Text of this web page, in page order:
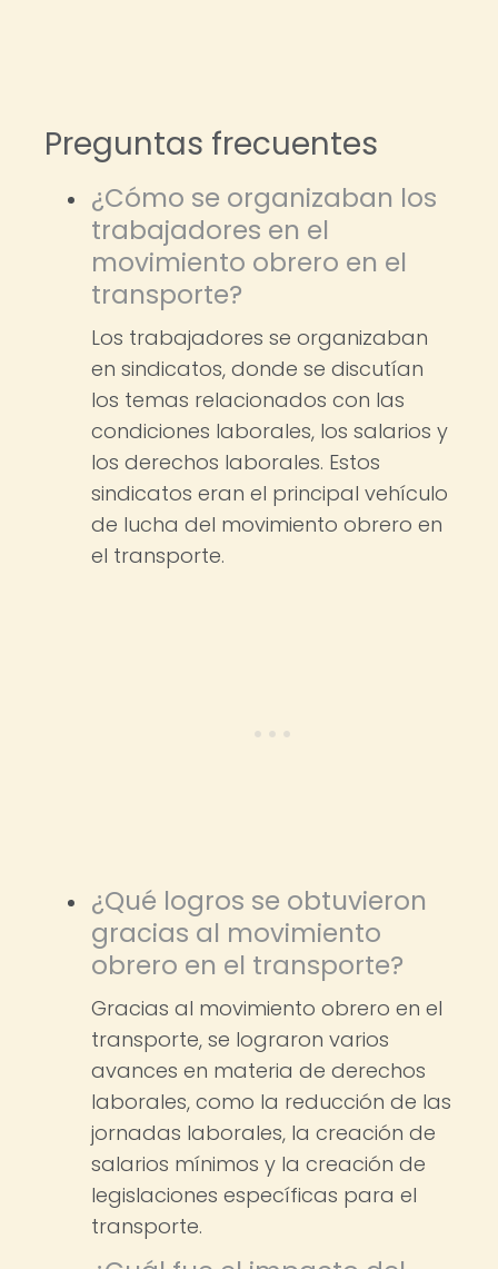
Preguntas frecuentes
¿Cómo se organizaban los
trabajadores en el
movimiento obrero en el
transporte?
Los trabajadores se organizaban
en sindicatos, donde se discutían
los temas relacionados con las
condiciones laborales, los salarios y
los derechos laborales. Estos
sindicatos eran el principal vehículo
de lucha del movimiento obrero en
el transporte.
¿Qué logros se obtuvieron
gracias al movimiento
obrero en el transporte?
Gracias al movimiento obrero en el
transporte, se lograron varios
avances en materia de derechos
laborales, como la reducción de las
jornadas laborales, la creación de
salarios mínimos y la creación de
legislaciones específicas para el
transporte.